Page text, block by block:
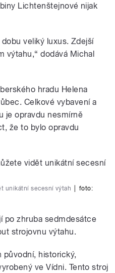
Lichtenštejnové nijak
veliký luxus. Zdejší
výtahu,“ dodává Michal
hradu Helena
Celkové vybavení a
je opravdu nesmírně
že to bylo opravdu
unikátní secesní výtah
foto:
po zhruba sedmdesátce
strojovnu výtahu.
původní, historický,
ve Vídni. Tento stroj